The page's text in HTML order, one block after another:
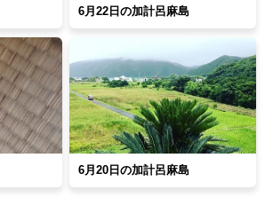
6月22日の加計呂麻島
6月20日の加計呂麻島